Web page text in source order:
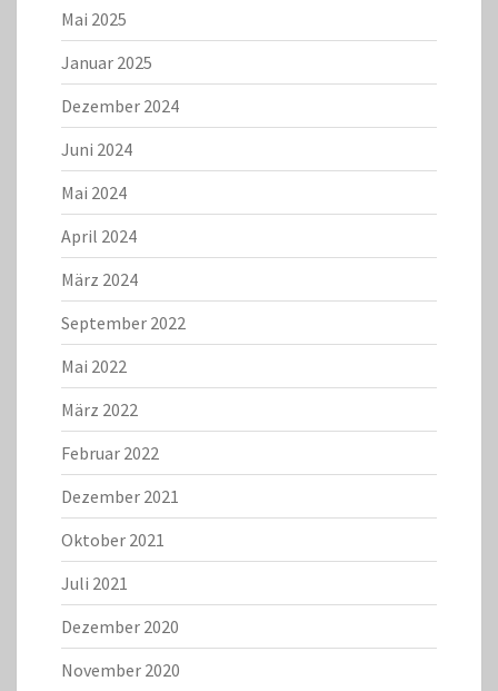
Mai 2025
Januar 2025
Dezember 2024
Juni 2024
Mai 2024
April 2024
März 2024
September 2022
Mai 2022
März 2022
Februar 2022
Dezember 2021
Oktober 2021
Juli 2021
Dezember 2020
November 2020